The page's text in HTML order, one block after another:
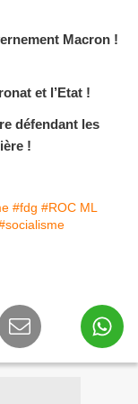
Macron !
et l’Etat !
défendant les
!
#fdg #ROC ML